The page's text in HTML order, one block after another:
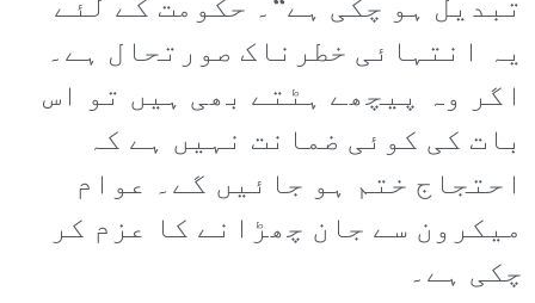
تبدیل ہو چکی ہے“۔ حکومت کے لئے
یہ انتہائی خطرناک صورتحال ہے۔
اگر وہ پیچھے ہٹتے بھی ہیں تو اس
بات کی کوئی ضمانت نہیں ہے کہ
احتجاج ختم ہو جائیں گے۔ عوام
میکرون سے جان چھڑانے کا عزم کر
چکی ہے۔